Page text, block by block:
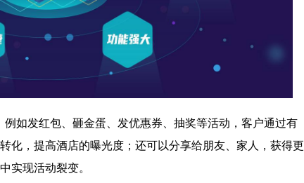
如发红包、砸金蛋、发优惠券、抽奖等活动，客户通过有
化，提高酒店的曝光度；还可以分享给朋友、家人，获得更
实现活动裂变。